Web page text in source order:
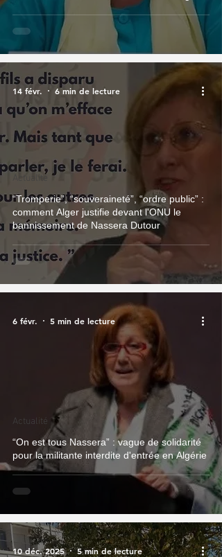
“Tromperie”, “souveraineté”, “ordre public” :
comment Alger justifie devant l'ONU le
bannissement de Nassera Dutour
14 févr. 6 min de lecture
“On est tous Nassera” : vague de solidarité
pour la militante interdite d'entrée en Algérie
Actualité
6 févr. 5 min de lecture
10 déc. 2025 5 min de lecture